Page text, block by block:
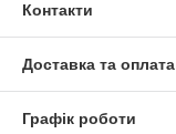
Контакти
Доставка та оплата
Графік роботи